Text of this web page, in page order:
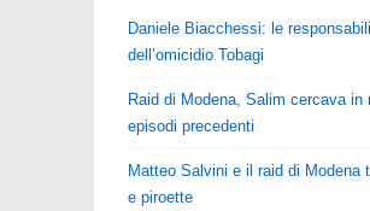
Daniele Biacchessi: le
dell’omicidio Tobagi
Raid di Modena, Salim cercava in
episodi precedenti
Matteo Salvini e il raid di Modena
e piroette